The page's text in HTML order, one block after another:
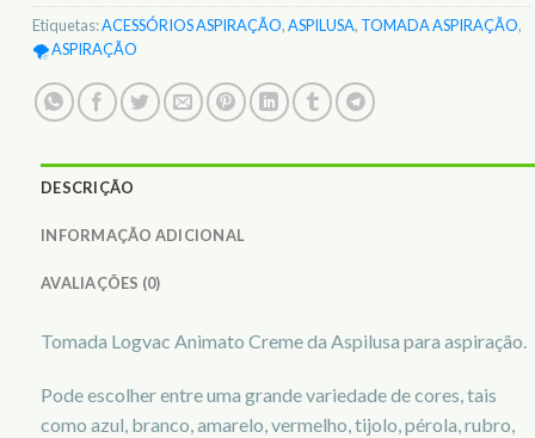
Etiquetas:ACESSÓRIOS ASPIRAÇÃO,ASPILUSA, TOMADA ASPIRAÇÃO,
🌪️ ASPIRAÇÃO
DESCRIÇÃO
INFORMAÇÃO ADICIONAL
AVALIAÇÕES (0)
Tomada Logvac Animato Creme da Aspilusa para aspiração.
Pode escolher entre uma grande variedade de cores, tais
como azul, branco, amarelo, vermelho, tijolo, pérola, rubro,